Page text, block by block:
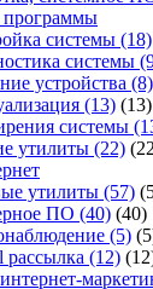
системы (18)
системы
устройства (8)
(13) (13)
системы
утилиты (22)
утилиты (57)
ПО (40) (40)
(5)
рассылка (12)